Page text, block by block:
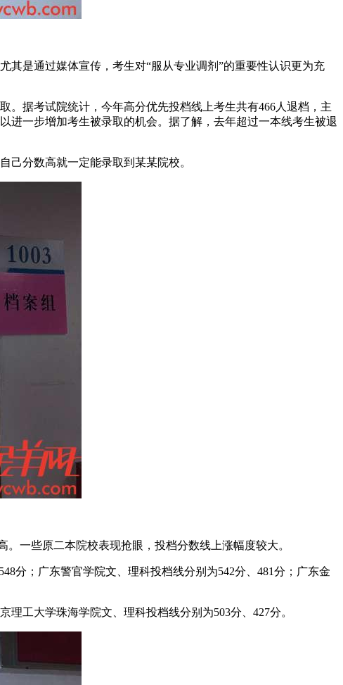
是通过媒体宣传，考生对“服从专业调剂”的重要性认识更为充
据考试院统计，今年高分优先投档线上考生共有466人退档，主
进一步增加考生被录取的机会。据了解，去年超过一本线考生被退
己分数高就一定能录取到某某院校。
一些原二本院校表现抢眼，投档分数线上涨幅度较大。
分；广东警官学院文、理科投档线分别为542分、481分；广东金
工大学珠海学院文、理科投档线分别为503分、427分。